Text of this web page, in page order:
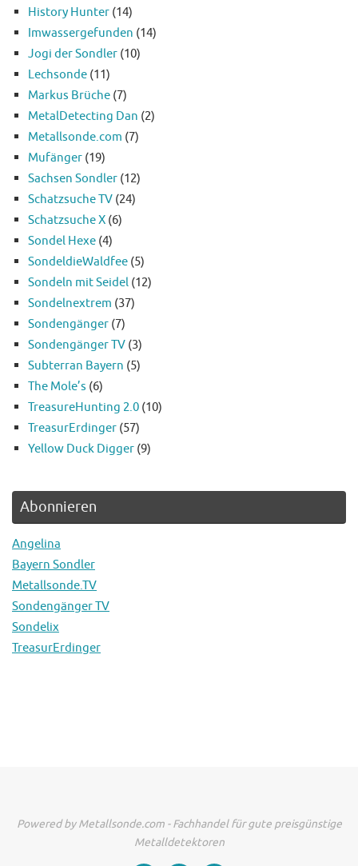
History Hunter (14)
Imwassergefunden (14)
Jogi der Sondler (10)
Lechsonde (11)
Markus Brüche (7)
MetalDetecting Dan (2)
Metallsonde.com (7)
Mufänger (19)
Sachsen Sondler (12)
Schatzsuche TV (24)
Schatzsuche X (6)
Sondel Hexe (4)
SondeldieWaldfee (5)
Sondeln mit Seidel (12)
Sondelnextrem (37)
Sondengänger (7)
Sondengänger TV (3)
Subterran Bayern (5)
The Mole’s (6)
TreasureHunting 2.0 (10)
TreasurErdinger (57)
Yellow Duck Digger (9)
Abonnieren
Angelina
Bayern Sondler
Metallsonde.TV
Sondengänger TV
Sondelix
TreasurErdinger
Powered by Metallsonde.com - Fachhandel für gute preisgünstige
Metalldetektoren